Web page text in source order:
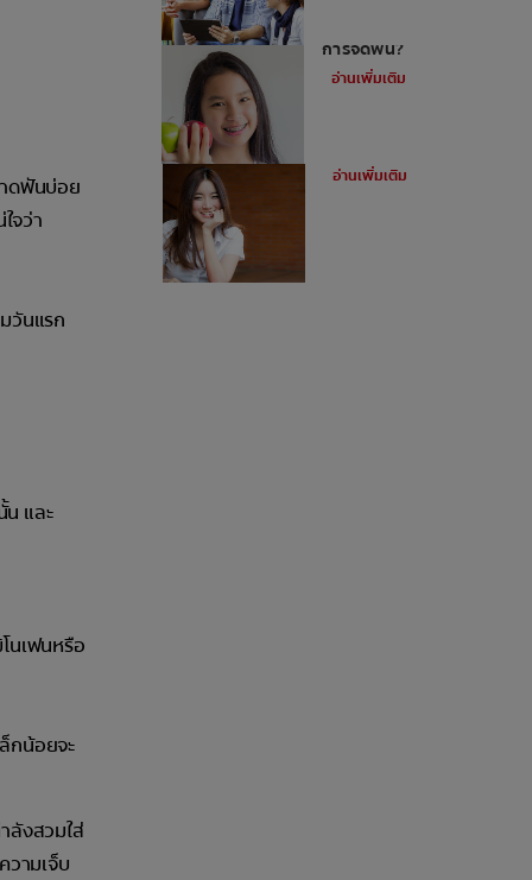
ดฟันบ่อย
จว่า
วันแรก
น และ
นเฟนหรือ
กน้อยจะ
ลังสวมใส่
วามเจ็บ
การจัดฟัน?
อ่านเพิ่มเติม
อ่านเพิ่มเติม